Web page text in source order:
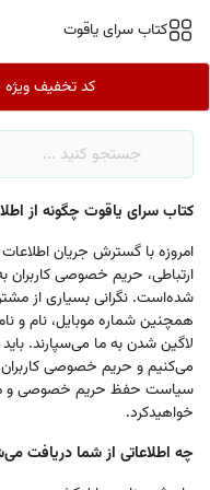
کتاب سرای یاقوت
کد تخفیف ویژه
کتاب سرای یاقوت چگونه از
امروزه با گسترش جریان اطلاعات
ارتباطی، حریم خصوصی کاربران
شده‌است. نگرانی بسیاری از
همچنین شماره موبایل، نام و
لاگین شدن به ما می‌سپارند.
می‌کنیم و حریم خصوصی
سیاست حفظ حریم خصوصی و
خواهیدکرد.
چه اطلاعاتی از شما دریافت